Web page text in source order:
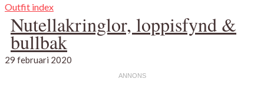
Outfit index
Nutellakringlor, loppisfynd &
bullbak
29 februari 2020